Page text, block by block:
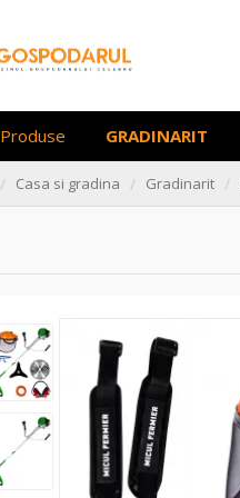
Produse GRADINARIT
Casa si gradina Gradinarit